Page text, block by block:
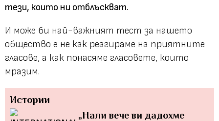
тези, които ни отблъскват.
И може би най-важният тест за нашето
общество е не как реагираме на приятните
гласове, а как понасяме гласовете, които
мразим.
Истории
„Нали вече ви дадохме